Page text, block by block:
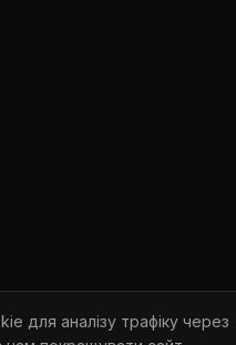
для аналізу трафіку через